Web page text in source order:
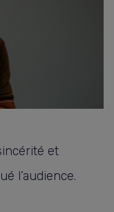
et
l’audience.